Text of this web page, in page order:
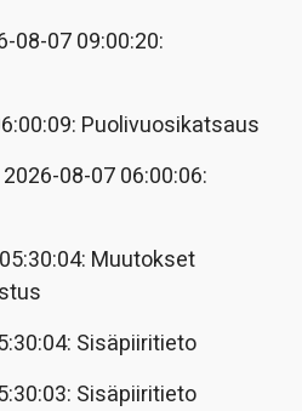
08-07 09:00:20:
Puolivuosikatsaus
2026-08-07 06:00:06:
Muutokset
Sisäpiiritieto
Sisäpiiritieto